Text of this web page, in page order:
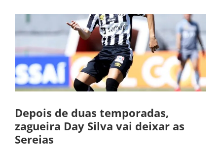
Depois de duas temporadas,
zagueira Day Silva vai deixar as
Sereias